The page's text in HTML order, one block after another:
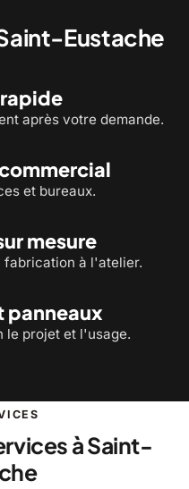
Eustache
après votre demande.
et bureaux.
mesure
fabrication à l'atelier.
panneaux
le projet et l'usage.
à Saint-